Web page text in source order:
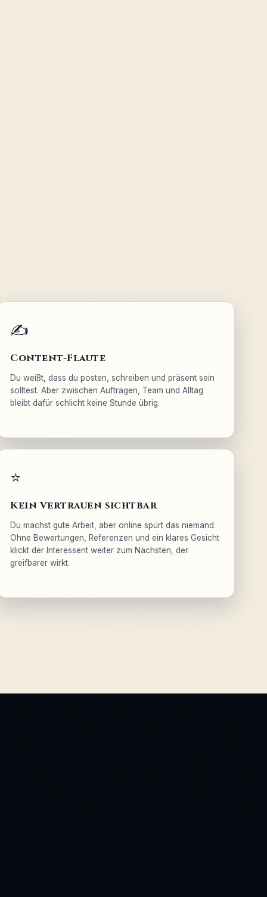
✍️
Content-Flaute
Du weißt, dass du posten, schreiben und präsent sein
solltest. Aber zwischen Aufträgen, Team und Alltag
bleibt dafür schlicht keine Stunde übrig.
⭐
Kein Vertrauen sichtbar
Du machst gute Arbeit, aber online spürt das niemand.
Ohne Bewertungen, Referenzen und ein klares Gesicht
klickt der Interessent weiter zum Nächsten, der
greifbarer wirkt.